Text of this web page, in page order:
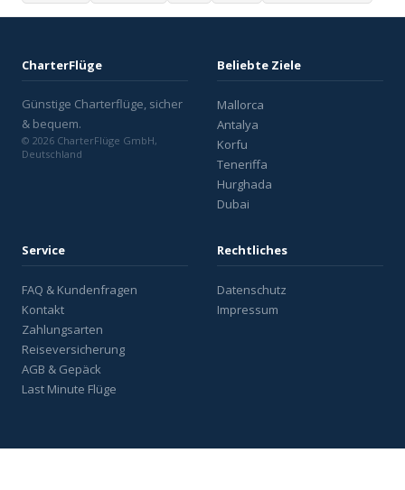
CharterFlüge
Günstige Charterflüge, sicher
& bequem.
© 2026 CharterFlüge GmbH,
Deutschland
Beliebte Ziele
Mallorca
Antalya
Korfu
Teneriffa
Hurghada
Dubai
Service
FAQ & Kundenfragen
Kontakt
Zahlungsarten
Reiseversicherung
AGB & Gepäck
Last Minute Flüge
Rechtliches
Datenschutz
Impressum